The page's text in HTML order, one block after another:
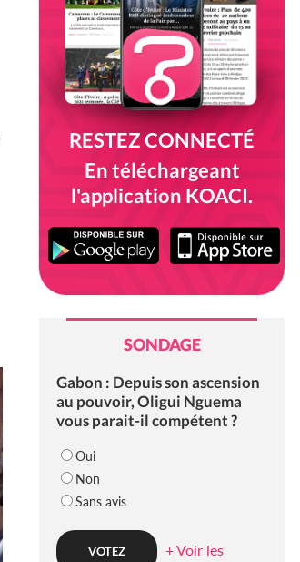
RESTEZ CONNECTÉ
En téléchargeant
l'application KOACI.
SONDAGE
Gabon : Depuis son ascension
au pouvoir, Oligui Nguema
vous parait-il compétent ?
Oui
Non
Sans avis
+ Voir les